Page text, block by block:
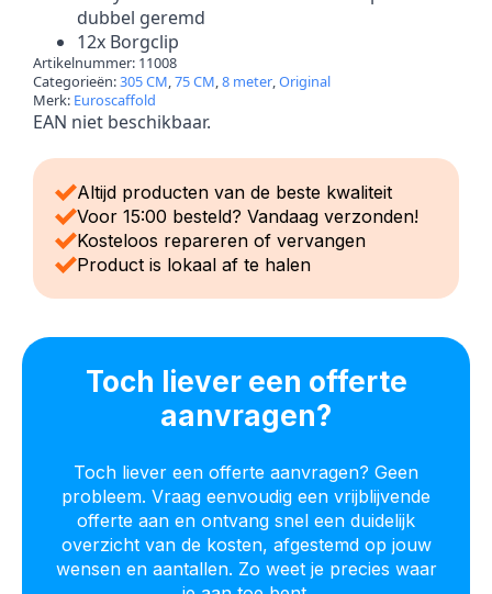
dubbel geremd
12x Borgclip
Artikelnummer: 11008
Categorieën:305 CM 75 CM 8 meter Original
Merk: Euroscaffold
EAN niet beschikbaar.
Altijd producten van de beste kwaliteit
Voor 15:00 besteld? Vandaag verzonden!
Kosteloos repareren of vervangen
Product is lokaal af te halen
Toch liever een offerte
aanvragen?
Toch liever een offerte aanvragen? Geen
probleem. Vraag eenvoudig een vrijblijvende
offerte aan en ontvang snel een duidelijk
overzicht van de kosten, afgestemd op jouw
wensen en aantallen. Zo weet je precies waar